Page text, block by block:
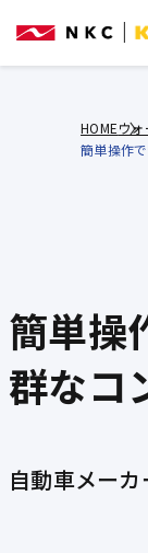
HOMEウ
簡単操作
簡単操
群なコ
自動車メーカ